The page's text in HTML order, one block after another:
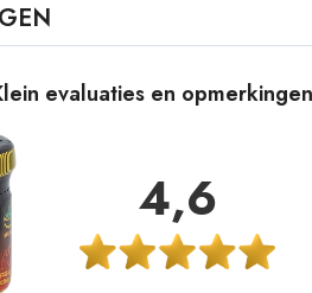
evaluaties en opmerkingen
4,6